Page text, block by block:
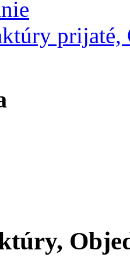
prijaté,